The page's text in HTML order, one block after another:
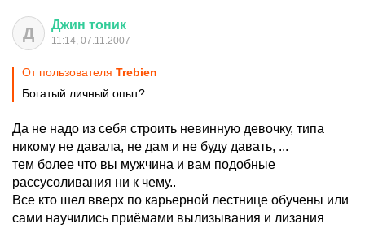
Д Джин тоник
11:14, 07.11.2007
От пользователя Trebien
Богатый личный опыт?
Да не надо из себя строить невинную девочку, типа
никому не давала, не дам и не буду давать, ...
тем более что вы мужчина и вам подобные
рассусоливания ни к чему..
Все кто шел вверх по карьерной лестнице обучены или
сами научились приёмами вылизывания и лизания